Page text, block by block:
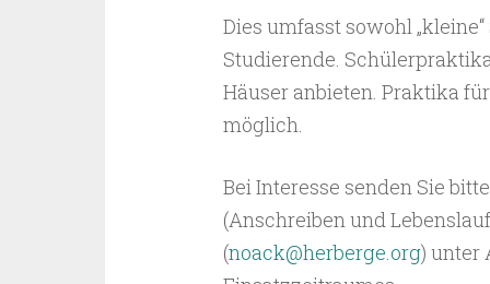
Dies umfasst sowohl
Studierende.
Häuser anbieten. Praktika
möglich.
Bei Interesse senden Sie
(Anschreiben und
(noack@herberge.org) unter